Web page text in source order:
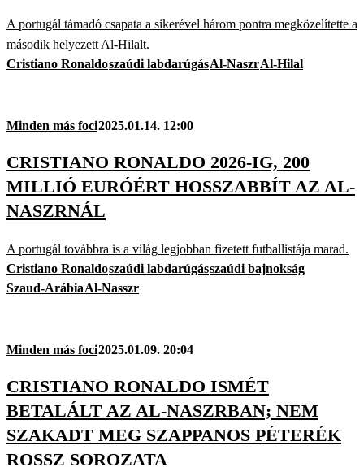
A portugál támadó csapata a sikerével három pontra megközelítette a
második helyezett Al-Hilalt.
Cristiano Ronaldoszaúdi labdarúgásAl-NaszrAl-Hilal
Minden más foci2025.01.14. 12:00
CRISTIANO RONALDO 2026-IG, 200
MILLIÓ EURÓÉRT HOSSZABBÍT AZ AL-
NASZRNÁL
A portugál továbbra is a világ legjobban fizetett futballistája marad.
Cristiano Ronaldoszaúdi labdarúgásszaúdi bajnokság
Szaud-ArábiaAl-Nasszr
Minden más foci2025.01.09. 20:04
CRISTIANO RONALDO ISMÉT
BETALÁLT AZ AL-NASZRBAN; NEM
SZAKADT MEG SZAPPANOS PÉTERÉK
ROSSZ SOROZATA